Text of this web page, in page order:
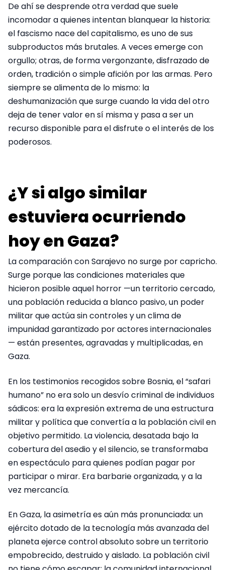
De ahí se desprende otra verdad que suele
incomodar a quienes intentan blanquear la historia:
el fascismo nace del capitalismo, es uno de sus
subproductos más brutales. A veces emerge con
orgullo; otras, de forma vergonzante, disfrazado de
orden, tradición o simple afición por las armas. Pero
siempre se alimenta de lo mismo: la
deshumanización que surge cuando la vida del otro
deja de tener valor en sí misma y pasa a ser un
recurso disponible para el disfrute o el interés de los
poderosos.
¿Y si algo similar
estuviera ocurriendo
hoy en Gaza?
La comparación con Sarajevo no surge por capricho.
Surge porque las condiciones materiales que
hicieron posible aquel horror —un territorio cercado,
una población reducida a blanco pasivo, un poder
militar que actúa sin controles y un clima de
impunidad garantizado por actores internacionales
— están presentes, agravadas y multiplicadas, en
Gaza.
En los testimonios recogidos sobre Bosnia, el “safari
humano” no era solo un desvío criminal de individuos
sádicos: era la expresión extrema de una estructura
militar y política que convertía a la población civil en
objetivo permitido. La violencia, desatada bajo la
cobertura del asedio y el silencio, se transformaba
en espectáculo para quienes podían pagar por
participar o mirar. Era barbarie organizada, y a la
vez mercancía.
En Gaza, la asimetría es aún más pronunciada: un
ejército dotado de la tecnología más avanzada del
planeta ejerce control absoluto sobre un territorio
empobrecido, destruido y aislado. La población civil